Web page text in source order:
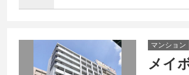
マンション
メイ